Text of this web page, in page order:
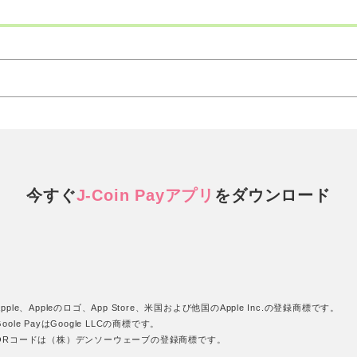
今すぐJ-Coin Payアプリ をダウンロード
、Appleのロゴ、App Store、米国および他国のApple Inc.の登録商標です。
PayはGoogle LLCの商標です。
コードは（株）デンソーウェーブの登録商標です。